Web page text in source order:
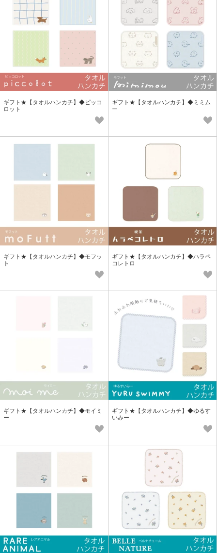
ギフト★【タオルハンカチ】◆ピッコ
ロット
ギフト★【タオルハンカチ】◆ミミム
ー
ギフト★【タオルハンカチ】◆モフッ
ト
ギフト★【タオルハンカチ】◆ハラペ
コレトロ
ギフト★【タオルハンカチ】◆モイミ
ー
ギフト★【タオルハンカチ】◆ゆるす
いみー